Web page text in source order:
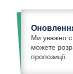
Ми уважно
можете
пропозиції.